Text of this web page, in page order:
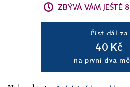
ZBÝVÁ VÁM JEŠTĚ
Číst dál za
40 Kč
na první dva